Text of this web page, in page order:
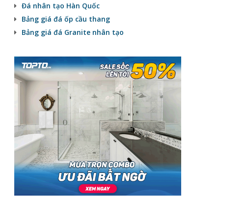
Đá nhân tạo Hàn Quốc
Bảng giá đá ốp cầu thang
Bảng giá đá Granite nhân tạo